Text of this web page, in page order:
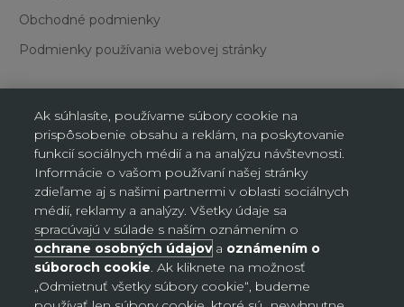
Obchodné podmienky
Podmienky používania webovej stránky
Nastavenia súborov cookie
Slovensko (EUR €)
Krajina
Bosna a Hercegovina (BAM КМ)
Česko (CZK Kč)
Ak súhlasíte, používame súbory cookie na
prispôsobenie obsahu a reklám, na poskytovanie
funkcií sociálnych médií a na analýzu návštevnosti.
Informácie o vašom používaní našej stránky
zdieľame aj s našimi partnermi v oblasti sociálnych
médií, reklamy a analýzy. Všetky údaje sa
spracúvajú v súlade s naším oznámením o
ochrane osobných údajov a oznámením o
súboroch cookie. Ak kliknete na možnosť
„Odmietnuť všetky súbory cookie“, budeme